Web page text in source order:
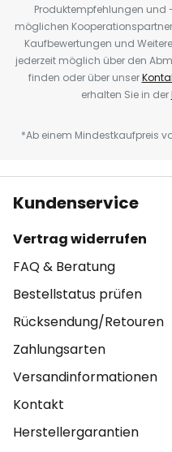
Produktempfehlungen und
möglichen
Kaufbewertungen und
jederzeit möglich über den
finden oder über unser
erhalten Sie in der
*Ab einem Mindestkaufpreis
Kundenservice
Vertrag widerrufen
FAQ & Beratung
Bestellstatus prüfen
Rücksendung/Retouren
Zahlungsarten
Versandinformationen
Kontakt
Herstellergarantien